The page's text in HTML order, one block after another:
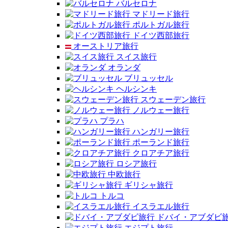
バルセロナ
マドリード旅行
ポルトガル旅行
ドイツ西部旅行
オーストリア旅行
スイス旅行
オランダ
ブリュッセル
ヘルシンキ
スウェーデン旅行
ノルウェー旅行
プラハ
ハンガリー旅行
ポーランド旅行
クロアチア旅行
ロシア旅行
中欧旅行
ギリシャ旅行
トルコ
イスラエル旅行
ドバイ・アブダビ